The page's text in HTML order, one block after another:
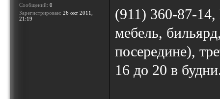
Сообщений: 0
Зарегистрирован: 26 окт 2011,
21:19
(911) 360-87-
мебель,
посередине),
16 до 20 в